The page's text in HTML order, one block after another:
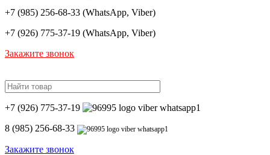
+7 (985) 256-68-33 (WhatsApp, Viber)
+7 (926) 775-37-19 (WhatsApp, Viber)
Закажите звонок
+7 (926) 775-37-19
8 (985) 256-68-33
Закажите звонок